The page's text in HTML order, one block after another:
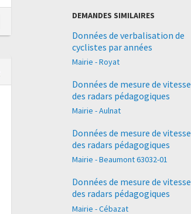
DEMANDES SIMILAIRES
Données de verbalisation de
cyclistes par années
Mairie - Royat
Données de mesure de vitesse
des radars pédagogiques
Mairie - Aulnat
Données de mesure de vitesse
des radars pédagogiques
Mairie - Beaumont 63032-01
Données de mesure de vitesse
des radars pédagogiques
Mairie - Cébazat